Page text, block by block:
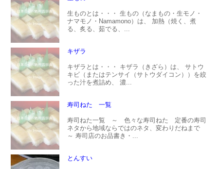
生ものとは・・・ 生もの（なまもの・生モノ・
ナマモノ・Namamono）は、 加熱（焼く、煮
る、炙る、茹でる、...
キザラ
キザラとは・・・ キザラ（きざら）は、 サトウ
キビ（またはテンサイ（サトウダイコン））を絞
った汁を煮詰め、 濃...
寿司ねた 一覧
寿司ねた一覧 ～ 色々な寿司ねた 定番の寿司
ネタから地域ならではのネタ、変わりだねまで
～ 寿司店のお品書き・...
とんすい